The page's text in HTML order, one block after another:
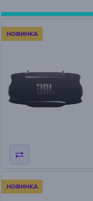
НОВИНКА
НОВИНКА